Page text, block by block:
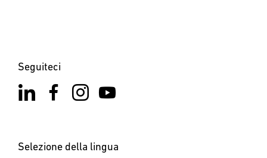
Seguiteci
Selezione della lingua